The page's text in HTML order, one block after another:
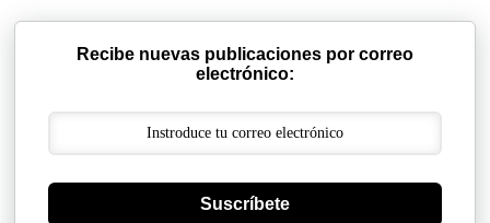
Recibe nuevas publicaciones por correo
electrónico:
Suscríbete